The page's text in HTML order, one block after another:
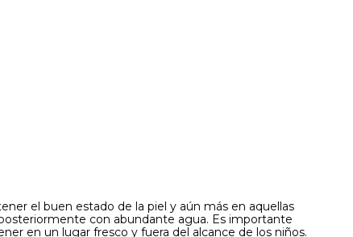
el buen estado de la piel y aún más en aquellas
con abundante agua. Es importante
en un lugar fresco y fuera del alcance de los niños.